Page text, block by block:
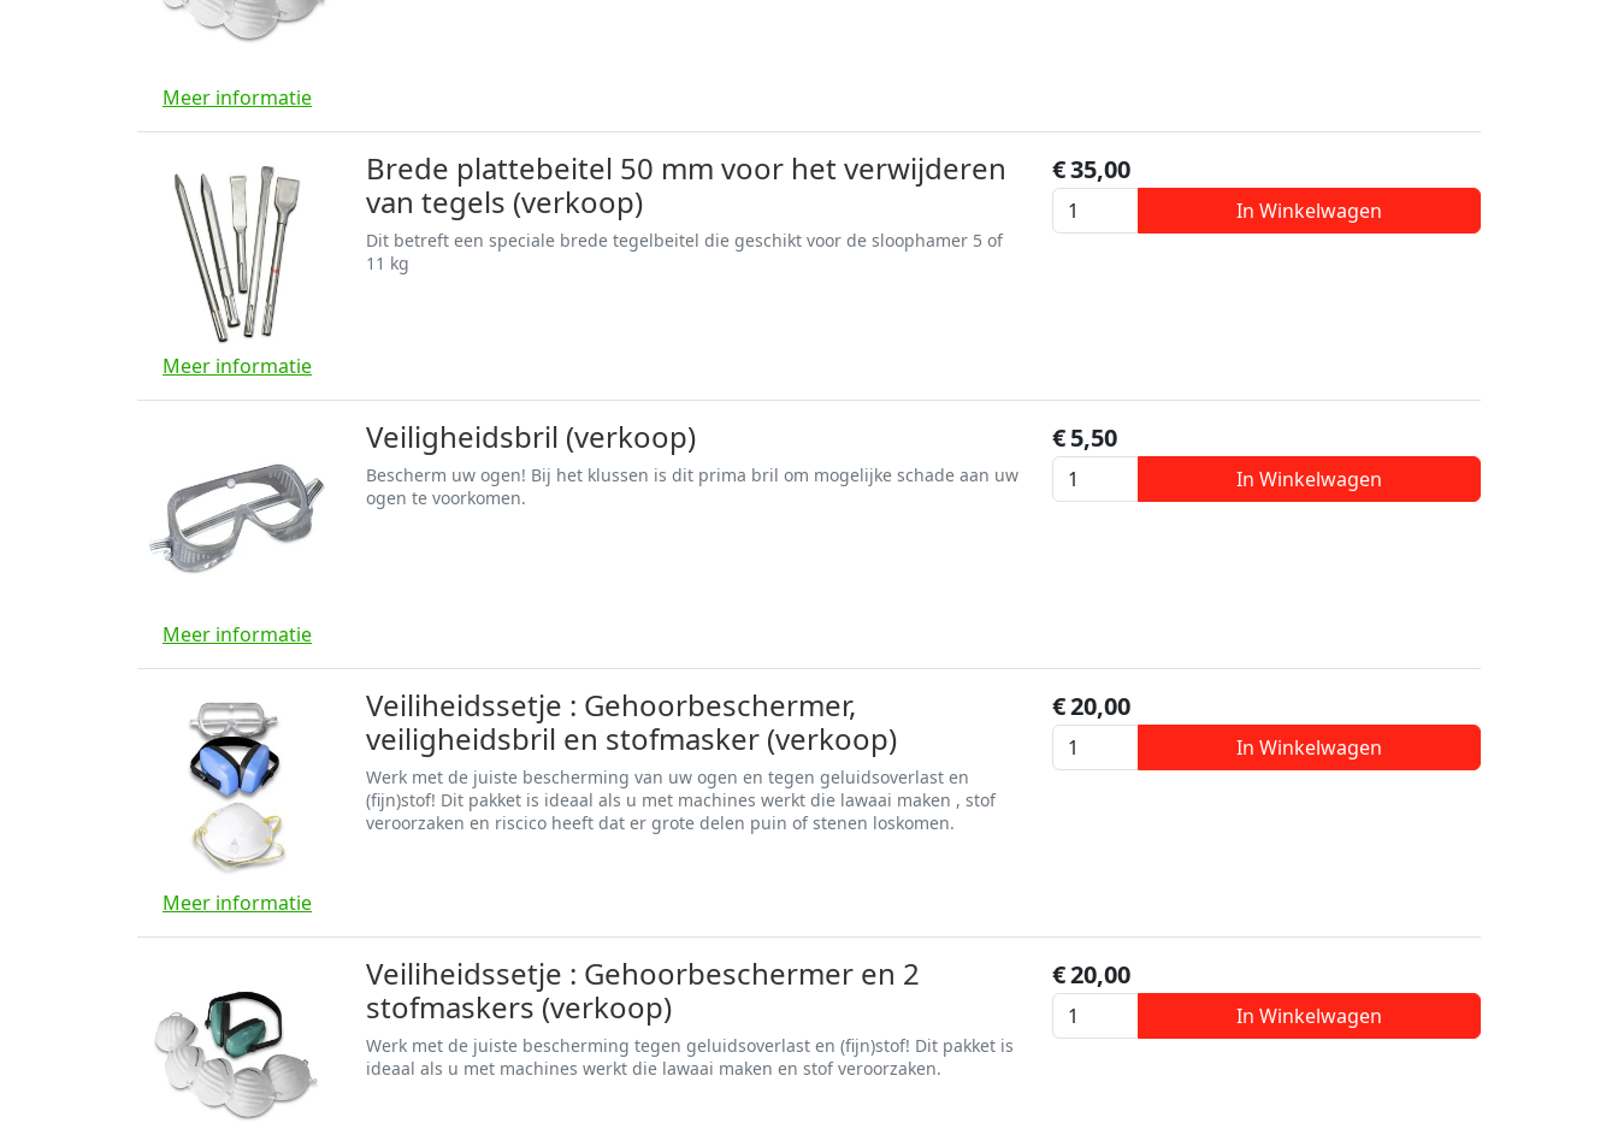
Meer informatie
Meer informatie
€35,00
In Winkelwagen
Brede plattebeitel 50 mm voor het verwijderen
van tegels (verkoop)
Dit betreft een speciale brede tegelbeitel die geschikt voor de sloophamer 5 of
11 kg
Meer informatie
€5,50
In Winkelwagen
Veiligheidsbril (verkoop)
Bescherm uw ogen! Bij het klussen is dit prima bril om mogelijke schade aan uw
ogen te voorkomen.
Meer informatie
€20,00
In Winkelwagen
Veiliheidssetje : Gehoorbeschermer,
veiligheidsbril en stofmasker (verkoop)
Werk met de juiste bescherming van uw ogen en tegen geluidsoverlast en
(fijn)stof! Dit pakket is ideaal als u met machines werkt die lawaai maken , stof
veroorzaken en riscico heeft dat er grote delen puin of stenen loskomen.
€20,00
In Winkelwagen
Veiliheidssetje : Gehoorbeschermer en 2
stofmaskers (verkoop)
Werk met de juiste bescherming tegen geluidsoverlast en (fijn)stof! Dit pakket is
ideaal als u met machines werkt die lawaai maken en stof veroorzaken.